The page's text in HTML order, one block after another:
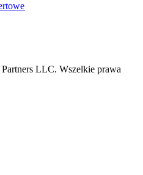
LLC. Wszelkie prawa